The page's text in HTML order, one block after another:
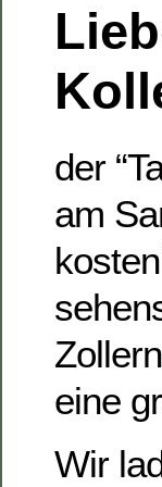
der
am
eine
Wir